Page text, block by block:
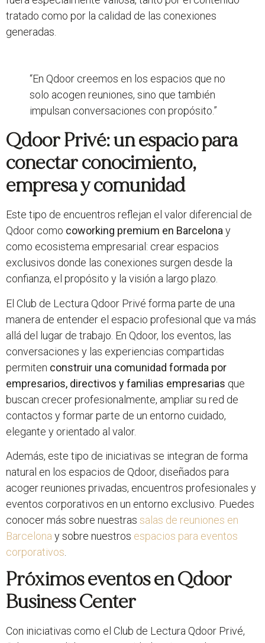
tratado como por la calidad de las conexiones
generadas.
“En Qdoor creemos en los espacios que no
solo acogen reuniones, sino que también
impulsan conversaciones con propósito.”
Qdoor Privé: un espacio para
conectar conocimiento,
empresa y comunidad
Este tipo de encuentros reflejan el valor diferencial de
Qdoor como coworking premium en Barcelona y
como ecosistema empresarial: crear espacios
exclusivos donde las conexiones surgen desde la
confianza, el propósito y la visión a largo plazo.
El Club de Lectura Qdoor Privé forma parte de una
manera de entender el espacio profesional que va más
allá del lugar de trabajo. En Qdoor, los eventos, las
conversaciones y las experiencias compartidas
permiten construir una comunidad formada por
empresarios, directivos y familias empresarias que
buscan crecer profesionalmente, ampliar su red de
contactos y formar parte de un entorno cuidado,
elegante y orientado al valor.
Además, este tipo de iniciativas se integran de forma
natural en los espacios de Qdoor, diseñados para
acoger reuniones privadas, encuentros profesionales y
eventos corporativos en un entorno exclusivo. Puedes
conocer más sobre nuestras salas de reuniones en
Barcelona y sobre nuestros espacios para eventos
corporativos
Próximos eventos en Qdoor
Business Center
Con iniciativas como el Club de Lectura Qdoor Privé,